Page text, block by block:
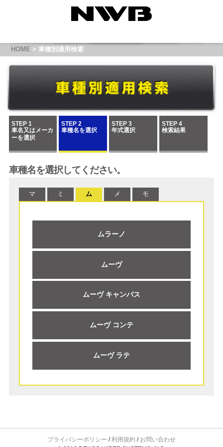
HOME > 車種別適用検索
STEP 1
車名又はメーカ
ーを選択
STEP 2
車種名を選択
STEP 3
年式選択
STEP 4
検索結果
車種名を選択してください。
マ ミ ム メ モ
ムラーノ
ムーヴ
ムーヴ キャンバス
ムーヴ コンテ
ムーヴ ラテ
プライバシーポリシー /利用規約 / お問い合わせ